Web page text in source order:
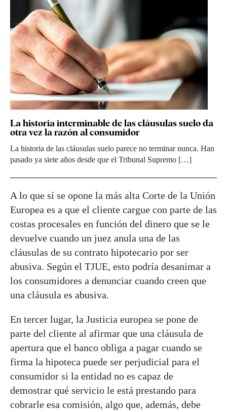
La historia interminable de las cláusulas suelo da
otra vez la razón al consumidor
La historia de las cláusulas suelo parece no terminar nunca. Han
pasado ya siete años desde que el Tribunal Supremo […]
A lo que sí se opone la más alta Corte de la Unión
Europea es a que el cliente cargue con parte de las
costas procesales en función del dinero que se le
devuelve cuando un juez anula una de las
cláusulas de su contrato hipotecario por ser
abusiva. Según el TJUE, esto podría desanimar a
los consumidores a denunciar cuando creen que
una cláusula es abusiva.
En tercer lugar, la Justicia europea se pone de
parte del cliente al afirmar que una cláusula de
apertura que el banco obliga a pagar cuando se
firma la hipoteca puede ser perjudicial para el
consumidor si la entidad no es capaz de
demostrar qué servicio le está prestando para
cobrarle esa comisión, algo que, además, debe